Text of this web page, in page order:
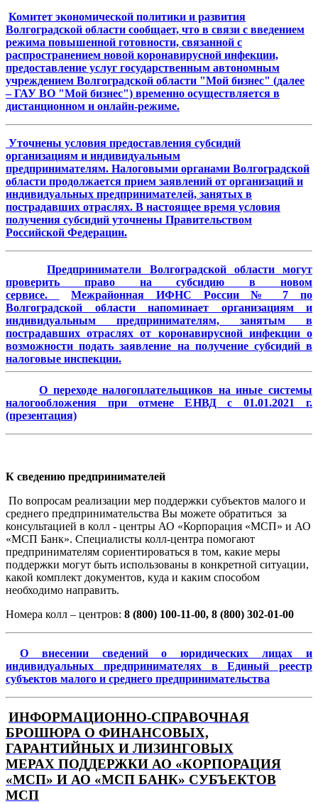
Комитет экономической политики и развития
Волгоградской области сообщает, что в связи с введением
режима повышенной готовности, связанной с
распространением новой коронавирусной инфекции,
предоставление услуг государственным автономным
учреждением Волгоградской области "Мой бизнес" (далее
– ГАУ ВО "Мой бизнес") временно осуществляется в
дистанционном и онлайн-режиме.
Уточнены условия предоставления субсидий
организациям и индивидуальным
предпринимателям. Налоговыми органами Волгоградской
области продолжается прием заявлений от организаций и
индивидуальных предпринимателей, занятых в
пострадавших отраслях. В настоящее время условия
получения субсидий уточнены Правительством
Российской Федерации.
Предприниматели Волгоградской области могут
проверить право на субсидию в новом
сервисе.
Межрайонная ИФНС России № 7 по
Волгоградской области напоминает организациям и
индивидуальным предпринимателям, занятым в
пострадавших отраслях от коронавирусной инфекции о
возможности подать заявление на получение субсидий в
налоговые инспекции.
О переходе налогоплательщиков на иные системы
налогообложения при отмене ЕНВД с 01.01.2021 г.
(презентация)
К сведению предпринимателей
По вопросам реализации мер поддержки субъектов малого и
среднего предпринимательства Вы можете обратиться за
консультацией в колл - центры АО «Корпорация «МСП» и АО
«МСП Банк». Специалисты колл-центра помогают
предпринимателям сориентироваться в том, какие меры
поддержки могут быть использованы в конкретной ситуации,
какой комплект документов, куда и каким способом
необходимо направить.
Номера колл – центров: 8 (800) 100-11-00, 8 (800) 302-01-00
О внесении сведений о юридических лицах и
индивидуальных предпринимателях в Единый реестр
субъектов малого и среднего предпринимательства
ИНФОРМАЦИОННО-СПРАВОЧНАЯ
БРОШЮРА О ФИНАНСОВЫХ,
ГАРАНТИЙНЫХ И ЛИЗИНГОВЫХ
МЕРАХ ПОДДЕРЖКИ АО «КОРПОРАЦИЯ
«МСП» И АО «МСП БАНК» СУБЪЕКТОВ
МСП